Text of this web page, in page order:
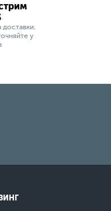
доставки.
у